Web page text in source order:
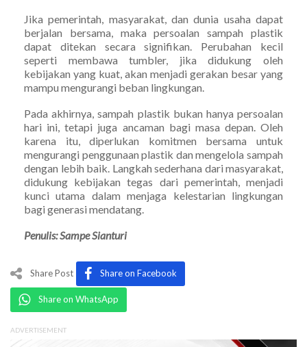
Jika pemerintah, masyarakat, dan dunia usaha dapat
berjalan bersama, maka persoalan sampah plastik
dapat ditekan secara signifikan. Perubahan kecil
seperti membawa tumbler, jika didukung oleh
kebijakan yang kuat, akan menjadi gerakan besar yang
mampu mengurangi beban lingkungan.
Pada akhirnya, sampah plastik bukan hanya persoalan
hari ini, tetapi juga ancaman bagi masa depan. Oleh
karena itu, diperlukan komitmen bersama untuk
mengurangi penggunaan plastik dan mengelola sampah
dengan lebih baik. Langkah sederhana dari masyarakat,
didukung kebijakan tegas dari pemerintah, menjadi
kunci utama dalam menjaga kelestarian lingkungan
bagi generasi mendatang.
Penulis: Sampe Sianturi
Share Post Share on Facebook
Share on WhatsApp
ADVERTISEMENT